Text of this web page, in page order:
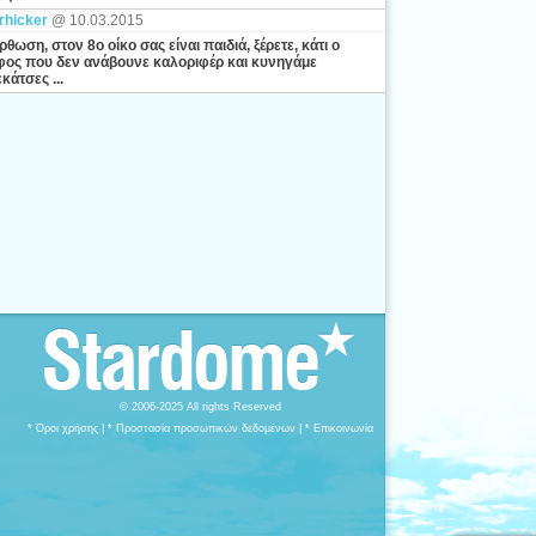
@ 10.03.2015
στον 8ο οίκο σας είναι παιδιά, ξέρετε, κάτι ο
που δεν ανάβουνε καλοριφέρ και κυνηγάμε
...
© 2006-2025 All rights Reserved
* Όροι χρήσης
* Προστασία προσωπικών δεδομένων * Επικοινωνία